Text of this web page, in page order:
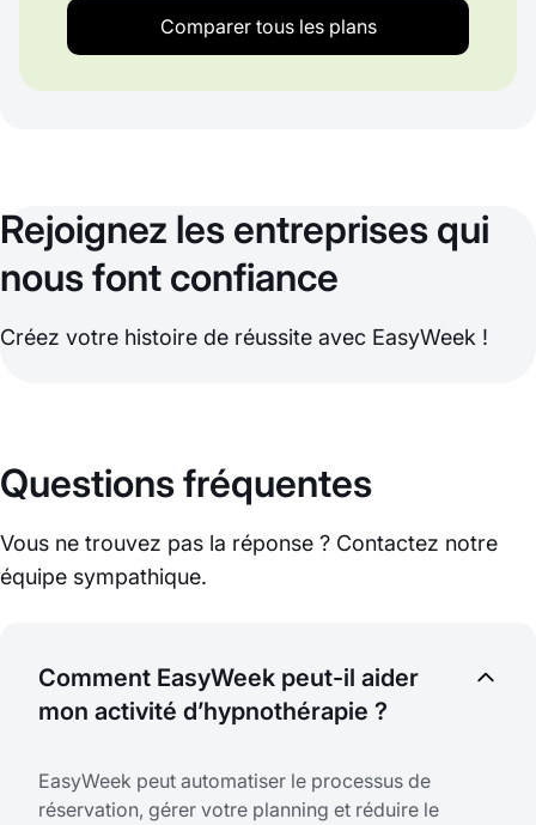
Comparer tous les plans
Rejoignez les entreprises qui
nous font confiance
Créez votre histoire de réussite avec EasyWeek !
Questions fréquentes
Vous ne trouvez pas la réponse ? Contactez notre
équipe sympathique.
Comment EasyWeek peut-il aider
mon activité d’hypnothérapie ?
EasyWeek peut automatiser le processus de
réservation, gérer votre planning et réduire le